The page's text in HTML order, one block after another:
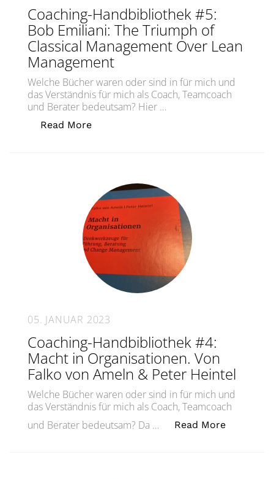
Coaching-Handbibliothek #5:
Bob Emiliani: The Triumph of
Classical Management Over Lean
Management
Welche Bücher waren oder sind in für mich und
das Verständnis für mich als Coach, Teamcoach
und Berater bedeutsam? Hier …
Read More„Coaching-Handbibliothek #5: Bob
05. JANUAR 2023
Coaching-Handbibliothek #4:
Macht in Organisationen. Von
Falko von Ameln & Peter Heintel
Welche Bücher waren oder sind in für mich und
das Verständnis für mich als Coach, Teamcoach
und Berater bedeutsam? Da …
Read More